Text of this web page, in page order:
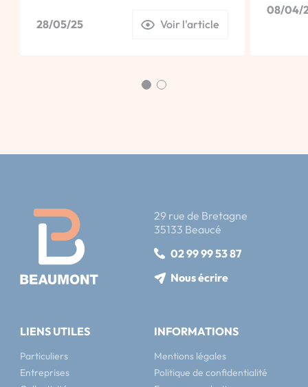
28/05/25 Voir l'article
08/04/
29 rue de Bretagne
35133 Beaucé
02 99 99 53 87
Nous écrire
LIENS UTILES
Particuliers
Entreprises
INFORMATIONS
Mentions légales
Politique de confidentialité